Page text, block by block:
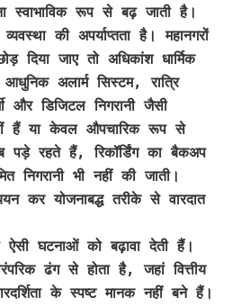
स्वाभाविक रूप से बढ़ जाती है।
की अपर्याप्तता है। महानगरों
दिया जाए तो अधिकांश धार्मिक
अलार्म सिस्टम, रात्रि
और डिजिटल निगरानी जैसी
हैं या केवल औपचारिक रूप से
पड़े रहते हैं, रिकॉर्डिंग का बैकअप
निगरानी भी नहीं की जाती।
कर योजनाबद्ध तरीके से वारदात
ऐसी घटनाओं को बढ़ावा देती हैं।
ढंग से होता है, जहां वित्तीय
के स्पष्ट मानक नहीं बने हैं।